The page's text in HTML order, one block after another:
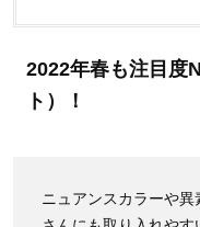
2022年春も注目度
ト）！
ニュアンスカラーや